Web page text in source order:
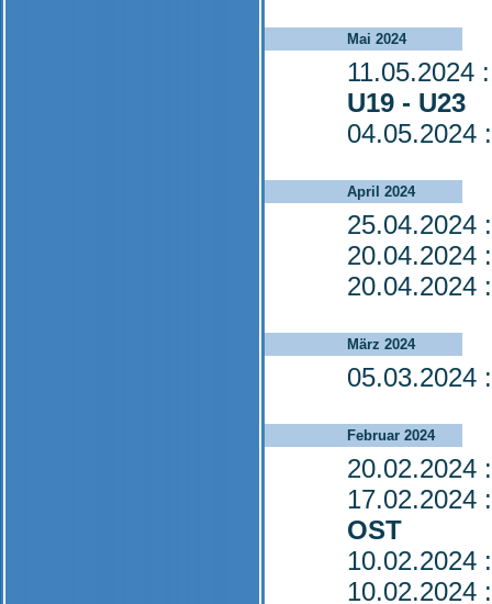
Mai 2024
11.05.2024
U19 - U23
04.05.2024
April 2024
25.04.2024
20.04.2024
20.04.2024
März 2024
05.03.2024
Februar 2024
20.02.2024
17.02.2024
OST
10.02.2024
10.02.2024